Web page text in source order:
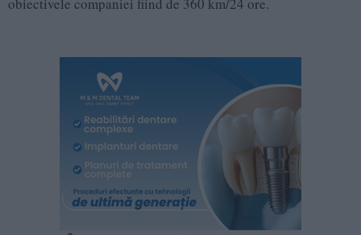
obiectivele companiei fiind de 360 km/24 ore.